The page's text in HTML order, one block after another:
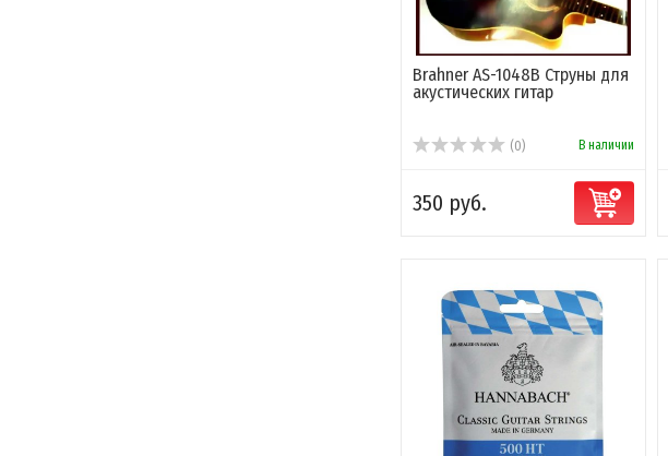
Brahner AS-1048B Струны для
акустических гитар
(0) В наличии
350 руб.